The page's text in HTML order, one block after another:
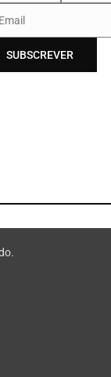
Email
SUBSCREVER